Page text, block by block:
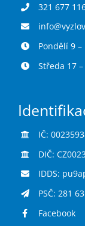
321 677
Pondělí 9 –
Středa 17 –
IČ:
DIČ:
IDDS:
PSČ: 281
Facebook